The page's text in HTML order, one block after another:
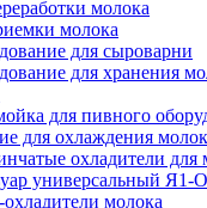
молока
молока
для сыроварни
для хранения
для пивного
для охлаждения
охладители для
универсальный Я1-
молока